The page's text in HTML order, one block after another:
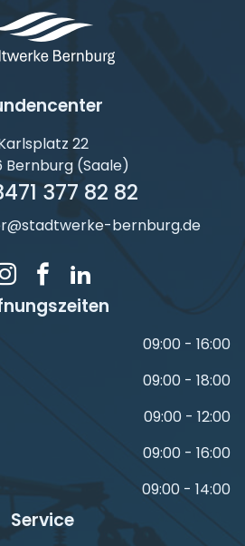
22
Bernburg (Saale)
377 82 82
bernburg.de
09:00 - 16:00
09:00 - 18:00
09:00 - 12:00
09:00 - 16:00
09:00 - 14:00
Service